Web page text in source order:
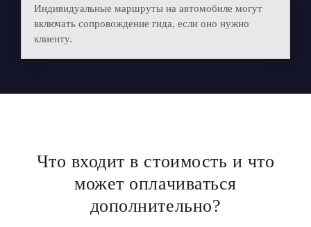
Индивидуальные маршруты на автомобиле могут
включать сопровождение гида, если оно нужно
клиенту.
Что входит в стоимость и что
может оплачиваться
дополнительно?